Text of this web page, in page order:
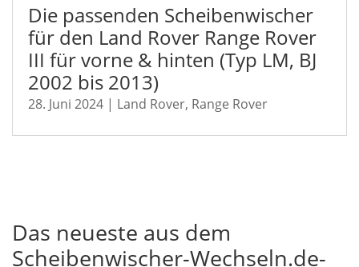
Die passenden Scheibenwischer
für den Land Rover Range Rover
III für vorne & hinten (Typ LM, BJ
2002 bis 2013)
28. Juni 2024 | Land Rover, Range Rover
Das neueste aus dem
Scheibenwischer-Wechseln.de-